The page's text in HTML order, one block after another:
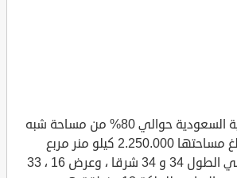
تمثل المملكة العربية السعودية حوالي 80% من مساحة شبه
الجزيرة العربية ، وتبلغ مساحتها 2.250.000 كيلو منر مربع
تقريبا ، وقع بين خطي الطول 34 و 34 شرقا ، وعرض 16 ، 33